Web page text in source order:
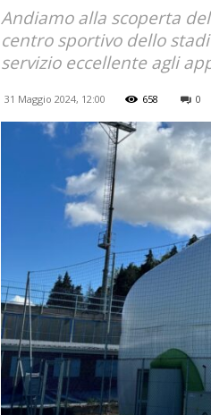
Andiamo alla scoperta
centro sportivo dello
servizio eccellente agli
31 Maggio 2024, 12:00 658 0